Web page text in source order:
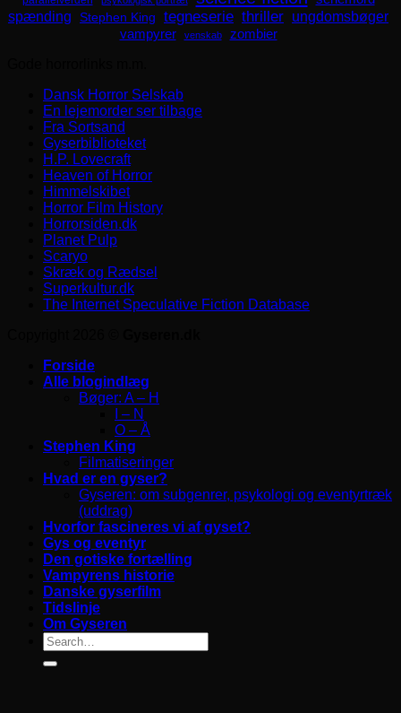
spænding Stephen King tegneserie thriller ungdomsbøger
vampyrer venskab
zombier
Dansk Horror Selskab
En lejemorder ser tilbage
Fra Sortsand
Gyserbiblioteket
H.P. Lovecraft
Heaven of Horror
Himmelskibet
Horror Film History
Horrorsiden.dk
Planet Pulp
Scaryo
Skræk og Rædsel
Superkultur.dk
The Internet Speculative Fiction Database
Forside
Alle blogindlæg
Bøger: A – H
I – N
O – Å
Stephen King
Filmatiseringer
Hvad er en gyser?
Gyseren: om subgenrer, psykologi og eventyrtræk
(uddrag)
Hvorfor fascineres vi af gyset?
Gys og eventyr
Den gotiske fortælling
Vampyrens historie
Danske gyserfilm
Tidslinje
Om Gyseren